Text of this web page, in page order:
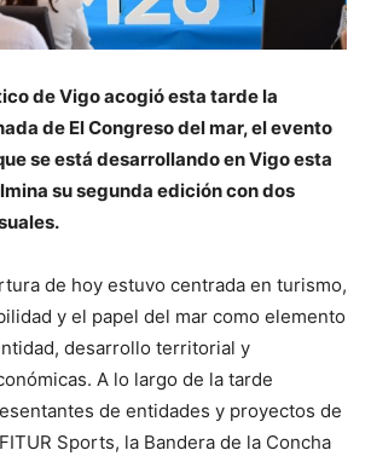
de Vigo acogió esta tarde la
de El Congreso del mar, el evento
se está desarrollando en Vigo esta
su segunda edición con dos
de hoy estuvo centrada en turismo,
y el papel del mar como elemento
desarrollo territorial y
A lo largo de la tarde
de entidades y proyectos de
Sports, la Bandera de la Concha